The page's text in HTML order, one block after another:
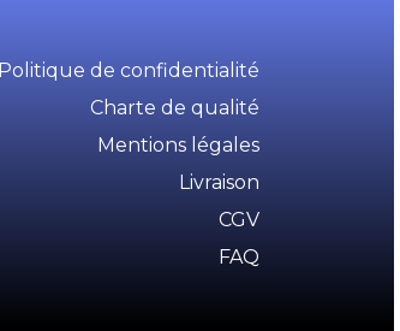
Politique de confidentialité
Charte de qualité
Mentions légales
Livraison
CGV
FAQ